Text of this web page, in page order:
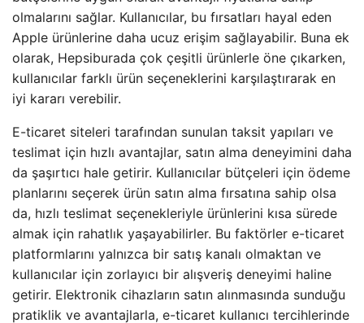
olmalarını sağlar. Kullanıcılar, bu fırsatları hayal eden
Apple ürünlerine daha ucuz erişim sağlayabilir. Buna ek
olarak, Hepsiburada çok çeşitli ürünlerle öne çıkarken,
kullanıcılar farklı ürün seçeneklerini karşılaştırarak en
iyi kararı verebilir.
E-ticaret siteleri tarafından sunulan taksit yapıları ve
teslimat için hızlı avantajlar, satın alma deneyimini daha
da şaşırtıcı hale getirir. Kullanıcılar bütçeleri için ödeme
planlarını seçerek ürün satın alma fırsatına sahip olsa
da, hızlı teslimat seçenekleriyle ürünlerini kısa sürede
almak için rahatlık yaşayabilirler. Bu faktörler e-ticaret
platformlarını yalnızca bir satış kanalı olmaktan ve
kullanıcılar için zorlayıcı bir alışveriş deneyimi haline
getirir. Elektronik cihazların satın alınmasında sunduğu
pratiklik ve avantajlarla, e-ticaret kullanıcı tercihlerinde